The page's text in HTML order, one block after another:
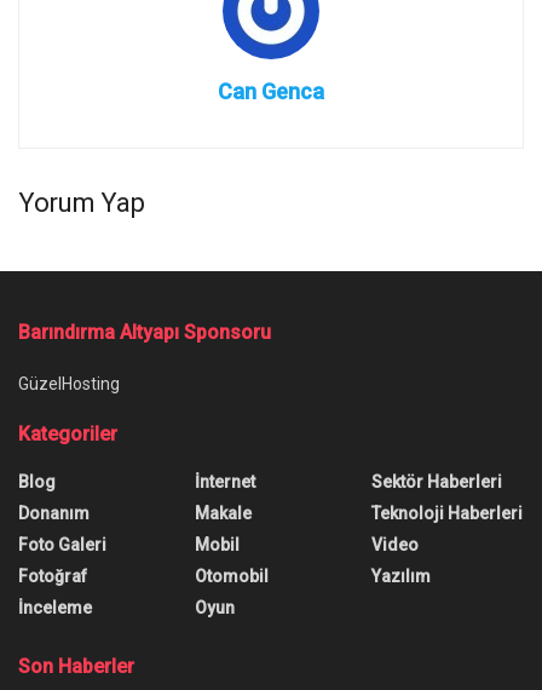
Can Genca
Yorum Yap
Barındırma Altyapı Sponsoru
GüzelHosting
Kategoriler
Blog
Donanım
Foto Galeri
Fotoğraf
İnceleme
İnternet
Makale
Mobil
Otomobil
Oyun
Sektör Haberleri
Teknoloji Haberleri
Video
Yazılım
Son Haberler